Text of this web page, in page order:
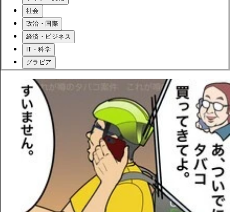
社会
政治・国際
経済・ビジネス
IT・科学
グラビア